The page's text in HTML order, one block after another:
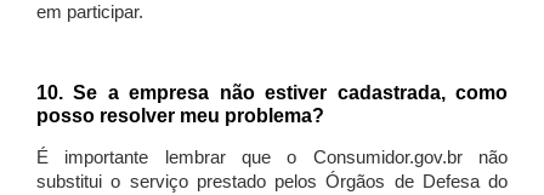
em participar.
10. Se a empresa não estiver cadastrada, como
posso resolver meu problema?
É importante lembrar que o Consumidor.gov.br não
substitui o serviço prestado pelos Órgãos de Defesa do